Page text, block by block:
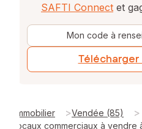
SAFTI Connect et
Mon code à
Télécharger
Immobilier >Vendée (85) >
locaux commerciaux à vendre